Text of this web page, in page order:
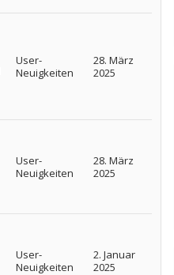
User-
Neuigkeiten
28. März
2025
User-
Neuigkeiten
28. März
2025
User-
Neuigkeiten
2. Januar
2025